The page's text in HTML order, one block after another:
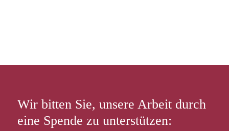
Wir bitten Sie, unsere Arbeit durch
eine Spende zu unterstützen: